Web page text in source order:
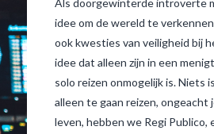
Als doorgewinterde introverte
idee om de wereld te
ook kwesties van veiligheid bij
idee dat alleen zijn in een
solo reizen onmogelijk is. Niets
alleen te gaan reizen,
leven, hebben we Regi